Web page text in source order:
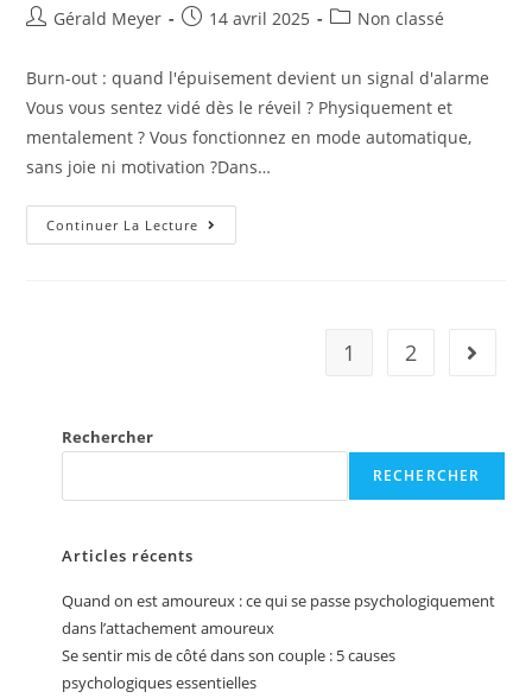
Gérald Meyer 14 avril 2025 Non classé
Burn-out : quand l'épuisement devient un signal d'alarme
Vous vous sentez vidé dès le réveil ? Physiquement et
mentalement ? Vous fonctionnez en mode automatique,
sans joie ni motivation ?Dans…
Continuer La Lecture
1 2
Rechercher
RECHERCHER
Articles récents
Quand on est amoureux : ce qui se passe psychologiquement
dans l’attachement amoureux
Se sentir mis de côté dans son couple : 5 causes
psychologiques essentielles